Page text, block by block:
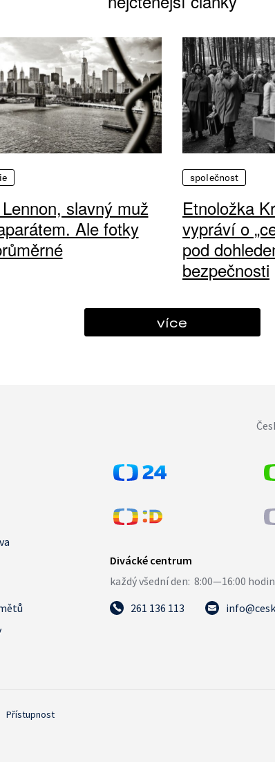
slavný muž
Ale fotky
společnost
Etnoložka
vypráví o
pod
bezpečnosti
více
261 136 113
Přístupnost